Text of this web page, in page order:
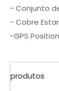
- Conjunto
- Cobre
-GPS
produtos